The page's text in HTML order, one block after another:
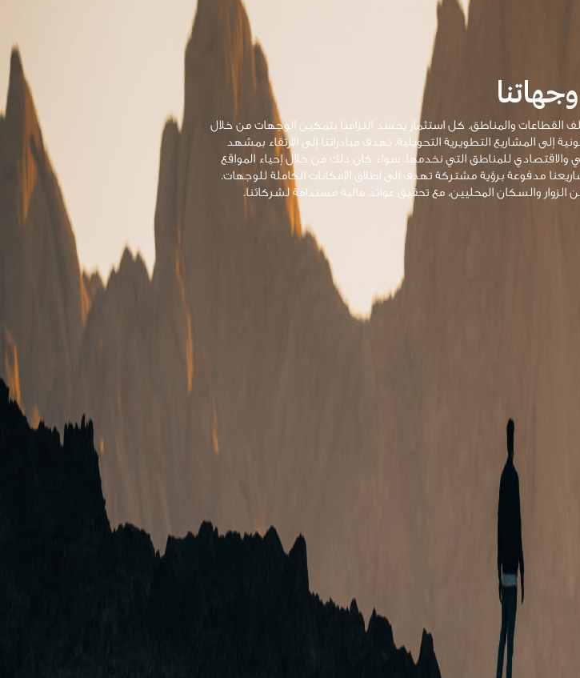
وجهاتنا
القطاعات والمناطق. كل استثمار يجسد التزامنا بتمكين الوجهات من خلال
إلى المشاريع التطويرية التحويلية، تهدف مبادراتنا إلى الارتقاء بمشهد
والاقتصادي للمناطق التي نخدمها. سواء كان ذلك من خلال إحياء المواقع
مدفوعة برؤية مشتركة تهدف إلى إطلاق الإمكانات الكاملة للوجهات.
والسكان المحليين، مع تحقيق عوائد مالية مستدامة لشركائنا.